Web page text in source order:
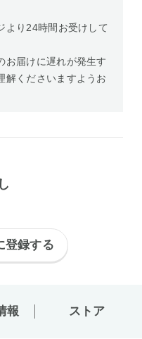
より24時間お受けして
お届けに遅れが発生す
解くださいますようお
登録する
報 ストア